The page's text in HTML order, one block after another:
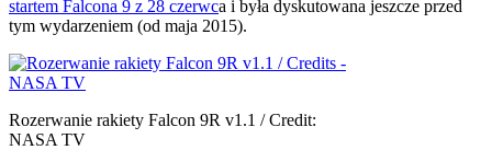
startem Falcona 9 z 28 czerwca i była dyskutowana jeszcze przed
tym wydarzeniem (od maja 2015).
Rozerwanie rakiety Falcon 9R v1.1 / Credit:
NASA TV